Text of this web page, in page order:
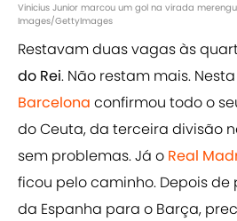
Vinicius Junior marcou um gol na virada
Images/GettyImages
Restavam duas vagas às
do Rei. Não restam mais.
Barcelona confirmou todo o
do Ceuta, da terceira divisão
sem problemas. Já o Real
ficou pelo caminho. Depois
da Espanha para o Barça,